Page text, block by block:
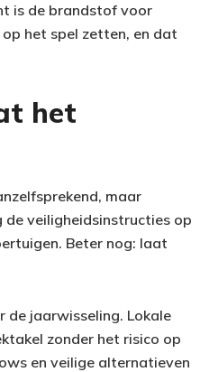
is de brandstof voor
het spel zetten, en dat
het
maar
veiligheidsinstructies op
Beter nog: laat
de jaarwisseling. Lokale
zonder het risico op
en veilige alternatieven